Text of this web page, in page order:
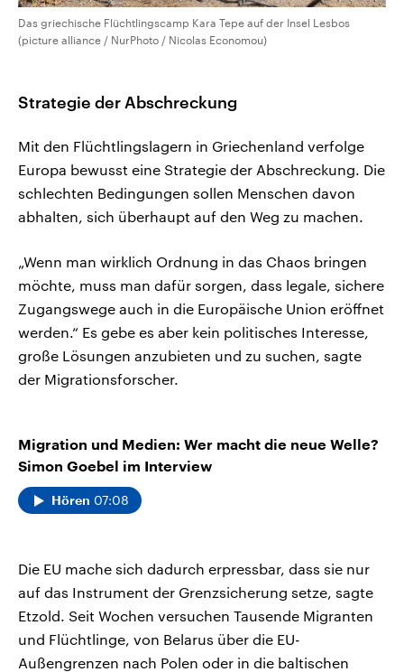
Das griechische Flüchtlingscamp Kara Tepe auf der Insel Lesbos
(picture alliance / NurPhoto / Nicolas Economou)
Strategie der Abschreckung
Mit den Flüchtlingslagern in Griechenland verfolge
Europa bewusst eine Strategie der Abschreckung. Die
schlechten Bedingungen sollen Menschen davon
abhalten, sich überhaupt auf den Weg zu machen.
„Wenn man wirklich Ordnung in das Chaos bringen
möchte, muss man dafür sorgen, dass legale, sichere
Zugangswege auch in die Europäische Union eröffnet
werden.“ Es gebe es aber kein politisches Interesse,
große Lösungen anzubieten und zu suchen, sagte
der Migrationsforscher.
Migration und Medien: Wer macht die neue Welle?
Simon Goebel im Interview
Hören 07:08
Die EU mache sich dadurch erpressbar, dass sie nur
auf das Instrument der Grenzsicherung setze, sagte
Etzold. Seit Wochen versuchen Tausende Migranten
und Flüchtlinge, von Belarus über die EU-
Außengrenzen nach Polen oder in die baltischen